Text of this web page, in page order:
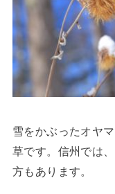
雪をかぶったオヤ
草です。信州では
方もあります。